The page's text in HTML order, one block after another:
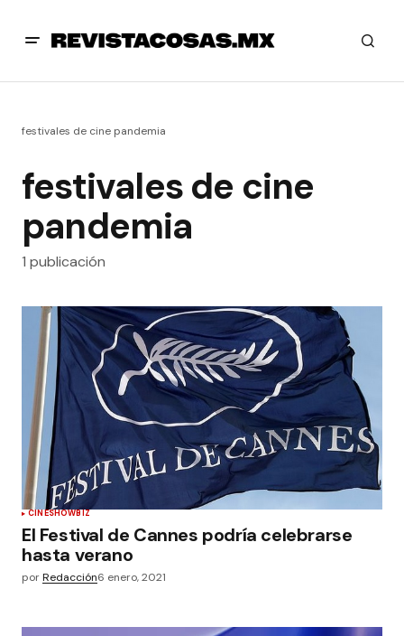
festivales de cine pandemia
festivales de cine
pandemia
1 publicación
CINESHOWBIZ
El Festival de Cannes podría celebrarse
hasta verano
porRedacción6 enero, 2021